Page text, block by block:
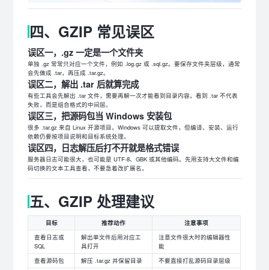
四、GZIP 常见误区
误区一，.gz 一定是一个文件夹
单独 .gz 常常只对应一个文件，例如 .log.gz 或 .sql.gz。要保存文件夹层级，通常
会先做成 .tar，再压成 .tar.gz。
误区二，解出 .tar 后就算完成
有些工具会先解出 .tar 文件，需要再解一次才能看到目录内容。看到 .tar 不代表
失败，而是组合格式的中间层。
误区三，把源码包当 Windows 安装包
很多 .tar.gz 来自 Linux 开源项目。Windows 可以提取文件，但编译、安装、运行
依赖仍要按项目说明和目标系统处理。
误区四，日志解压后打不开就是格式错误
服务器日志可能很大，也可能是 UTF-8、GBK 或其他编码。先用支持大文件和编
码切换的文本工具查看，不要急着改扩展名。
五、GZIP 处理建议
目标 推荐动作
注意事项
查看日志或
SQL
解出单文件后用对应工
具打开
注意文件很大时的编辑器性
能
查看源码包
解压 .tar.gz 并保留目录
不要直接打乱源码目录层级